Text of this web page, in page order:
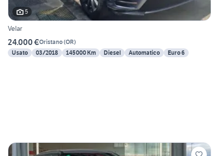
5
Velar
24.000 €Oristano(OR)
Usato
03/2018 145000 Km Diesel Automatico Euro 6